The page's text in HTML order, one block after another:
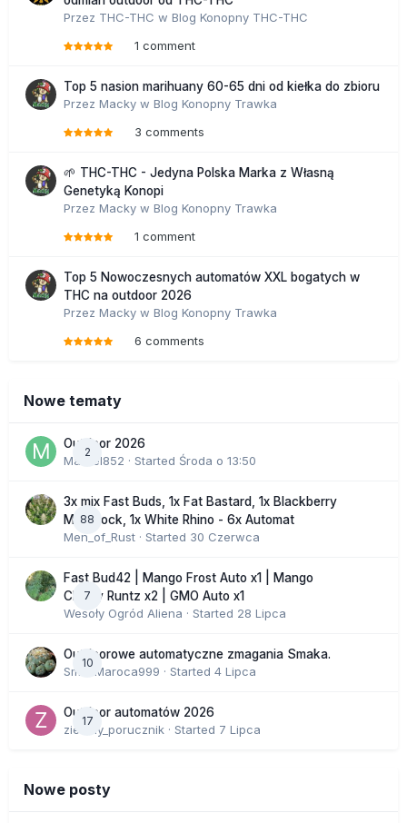
Przez THC-THC w Blog Konopny THC-THC
1 comment
Top 5 nasion marihuany 60-65 dni od kiełka do zbioru
Przez Macky w Blog Konopny Trawka
3 comments
🌱 THC-THC - Jedyna Polska Marka z Własną
Genetyką Konopi
Przez Macky w Blog Konopny Trawka
1 comment
Top 5 Nowoczesnych automatów XXL bogatych w
THC na outdoor 2026
Przez Macky w Blog Konopny Trawka
6 comments
Nowe tematy
2
Outdoor 2026
Marcel852 · Started Środa o 13:50
88
3x mix Fast Buds, 1x Fat Bastard, 1x Blackberry
Moonrock, 1x White Rhino - 6x Automat
Men_of_Rust · Started 30 Czerwca
7
Fast Bud42 | Mango Frost Auto x1 | Mango
Cherry Runtz x2 | GMO Auto x1
Wesoły Ogród Aliena · Started 28 Lipca
10
Outdoorowe automatyczne zmagania Smaka.
SmakMaroca999 · Started 4 Lipca
17
Outdoor automatów 2026
zielony_porucznik · Started 7 Lipca
Nowe posty